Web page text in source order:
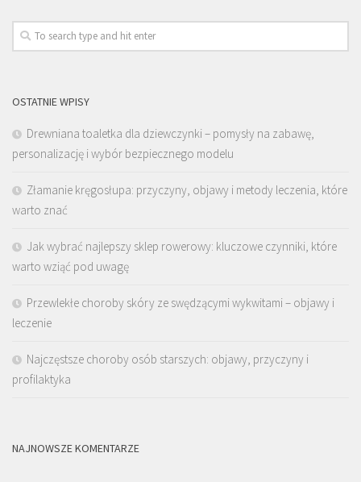
OSTATNIE WPISY
Drewniana toaletka dla dziewczynki – pomysły na zabawę,
personalizację i wybór bezpiecznego modelu
Złamanie kręgosłupa: przyczyny, objawy i metody leczenia, które
warto znać
Jak wybrać najlepszy sklep rowerowy: kluczowe czynniki, które
warto wziąć pod uwagę
Przewlekłe choroby skóry ze swędzącymi wykwitami – objawy i
leczenie
Najczęstsze choroby osób starszych: objawy, przyczyny i
profilaktyka
NAJNOWSZE KOMENTARZE